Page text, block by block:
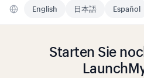
English 日本語 Español
Starten Sie